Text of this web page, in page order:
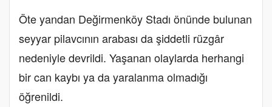
Öte yandan Değirmenköy Stadı önünde bulunan
seyyar pilavcının arabası da şiddetli rüzgâr
nedeniyle devrildi. Yaşanan olaylarda herhangi
bir can kaybı ya da yaralanma olmadığı
öğrenildi.